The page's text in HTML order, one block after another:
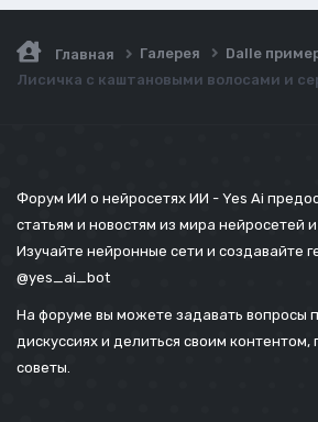
Главная Галерея
Dalle
Лисичка с каштановыми волосами и
Форум ИИ о нейросетях ИИ - Yes Ai
статьям и новостям из мира нейросетей
Изучайте нейронные сети и создавайте
@yes_ai_bot
На форуме вы можете задавать вопросы
дискуссиях и делиться своим
советы.